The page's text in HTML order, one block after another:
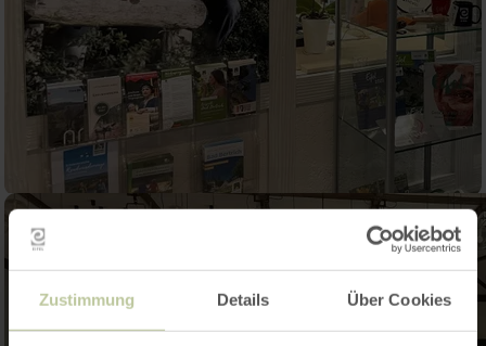
Zustimmung Details Über Cookies